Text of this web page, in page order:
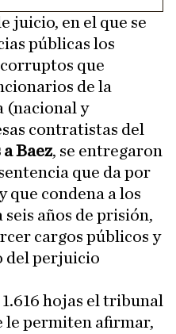
juicio, en el que se
públicas los
que
de la
(nacional y
contratistas del
Baez, se entregaron
que da por
que condena a los
años de prisión,
cargos públicos y
del perjuicio
hojas el tribunal
le permiten afirmar,